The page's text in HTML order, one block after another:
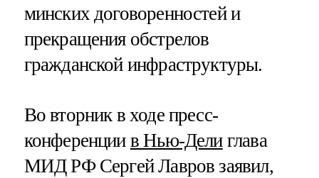
минских договоренностей и
прекращения обстрелов
гражданской инфраструктуры.
Во вторник в ходе пресс-
конференции в Нью-Делиглава
МИД РФ Сергей Лавров заявил,